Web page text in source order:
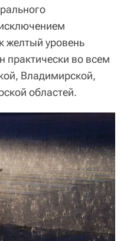
желтый уровень
практически во всем
Владимирской,
областей.